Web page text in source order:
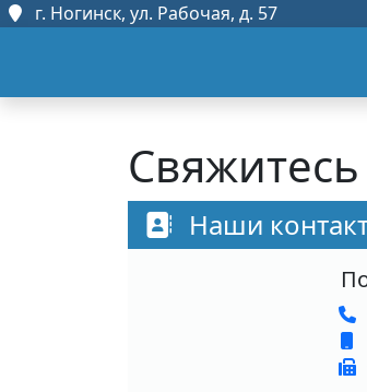
г. Ногинск, ул. Рабочая, д. 57
Наши